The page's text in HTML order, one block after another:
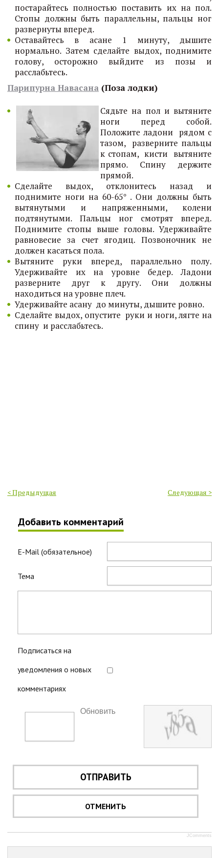
постарайтесь полностью поставить их на пол.
Стопы должны быть параллельны, пальцы ног
развернуты вперед.
Оставайтесь в асане 1 минуту, дышите
нормально. Затем сделайте выдох, поднимите
голову, осторожно выйдите из позы и
расслабьтесь.
Парипурна Навасана (Поза лодки)
Сядьте на пол и вытяните
ноги перед собой.
Положите ладони рядом с
тазом, разверните пальцы
к стопам, кисти вытяните
прямо. Спину держите
прямой.
Сделайте выдох, отклонитесь назад и
поднимите ноги на 60-65° . Они должны быть
вытянутыми и напряженными, колени
подтянутыми. Пальцы ног смотрят вперед.
Поднимите стопы выше головы. Удерживайте
равновесие за счет ягодиц. Позвоночник не
должен касаться пола.
Вытяните руки вперед, параллельно полу.
Удерживайте их на уровне бедер. Ладони
разверните друг к другу. Они должны
находиться на уровне плеч.
Удерживайте асану до минуты, дышите ровно.
Сделайте выдох, опустите руки и ноги, лягте на
спину и расслабьтесь.
< Предыдущая Следующая >
Добавить комментарий
E-Mail (обязательное)
Тема
Подписаться на
уведомления о новых
комментариях
Обновить
ОТПРАВИТЬ
ОТМЕНИТЬ
JComments